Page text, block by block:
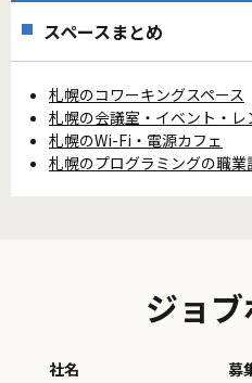
スペースまとめ
札幌のコワーキングスペース
札幌の会議室・イベント・レ
札幌のWi-Fi・電源カフェ
札幌のプログラミングの職業
ジョ
社名 募